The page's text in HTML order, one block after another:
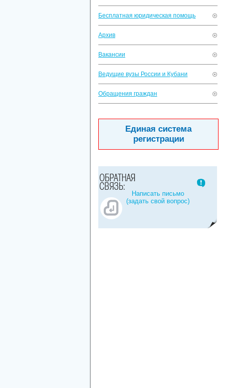
Бесплатная юридическая помощь
Архив
Вакансии
Ведущие вузы России и Кубани
Обращения граждан
Единая система
регистрации
Написать письмо
(задать свой вопрос)